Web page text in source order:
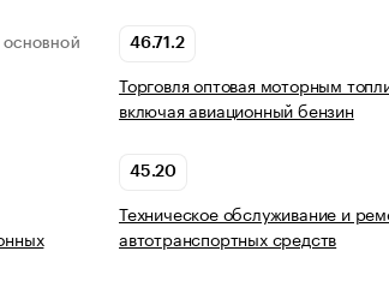
ОСНОВНОЙ 46.71.2
Торговля оптовая моторным
включая авиационный бензин
45.20
Техническое обслуживание и
автотранспортных средств